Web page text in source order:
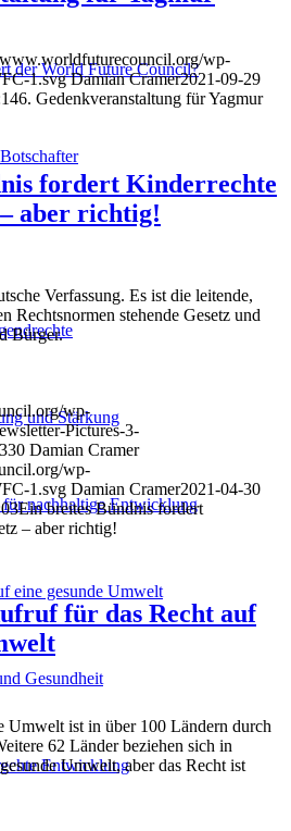
der World Future Council?
und Stärkung
nachhaltige Entwicklung
eine gesunde Umwelt
Gesundheit
Entwicklung
wp-
1.svg Damian Cramer2021-09-29
6. Gedenkveranstaltung für Yagmur
fordert Kinderrechte
aber richtig!
Verfassung. Es ist die leitende,
Rechtsnormen stehende Gesetz und
Bürger.
wp-
Pictures-3-
330 Damian Cramer
wp-
1.svg Damian Cramer2021-04-30
Ein breites Bündnis fordert
– aber richtig!
für das Recht auf
Umwelt ist in über 100 Ländern durch
62 Länder beziehen sich in
Umwelt, aber das Recht ist